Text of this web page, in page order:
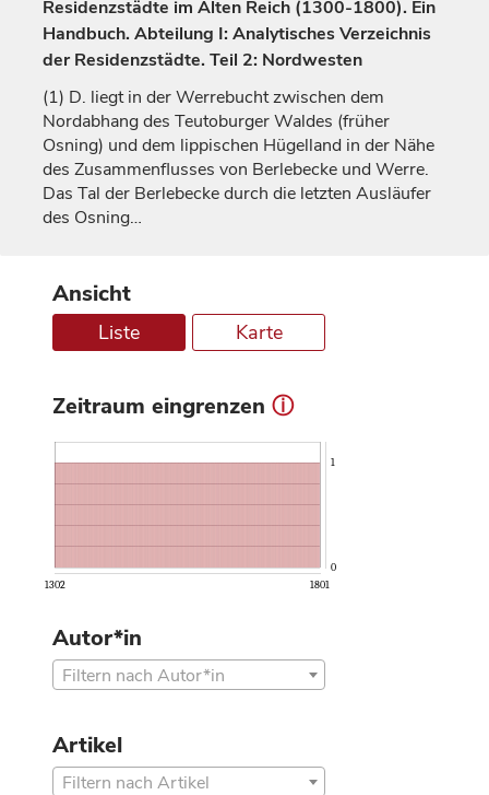
Residenzstädte im Alten Reich (1300-1800). Ein
Handbuch. Abteilung I: Analytisches Verzeichnis
der Residenzstädte. Teil 2: Nordwesten
(1) D. liegt in der Werrebucht zwischen dem
Nordabhang des Teutoburger Waldes (früher
Osning) und dem lippischen Hügelland in der Nähe
des Zusammenflusses von Berlebecke und Werre.
Das Tal der Berlebecke durch die letzten Ausläufer
des Osning…
Ansicht
Liste Karte
Zeitraum eingrenzen ⓘ
1302 1801
0
1
Autor*in
Filtern nach Autor*in
Artikel
Filtern nach Artikel